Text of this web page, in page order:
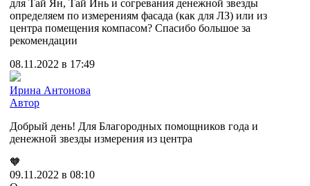
для Тай Ян, Тай Инь и согревания денежной звезды
определяем по измерениям фасада (как для ЛЗ) или из
центра помещения компасом? Спасибо большое за
рекомендации
08.11.2022 в 17:49
Ирина Антонова
Автор
Добрый день! Для Благородных помощников года и
денежной звезды измерения из центра
🧡
09.11.2022 в 08:10